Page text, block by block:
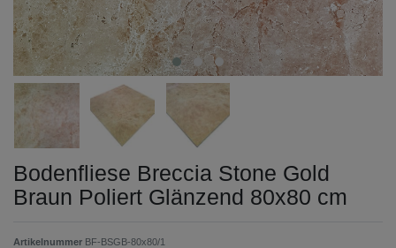
Bodenfliese Breccia Stone Gold
Braun Poliert Glänzend 80x80 cm
Artikelnummer BF-BSGB-80x80/1